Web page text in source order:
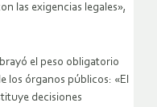
las exigencias legales»,
el peso obligatorio
los órganos públicos: «El
decisiones